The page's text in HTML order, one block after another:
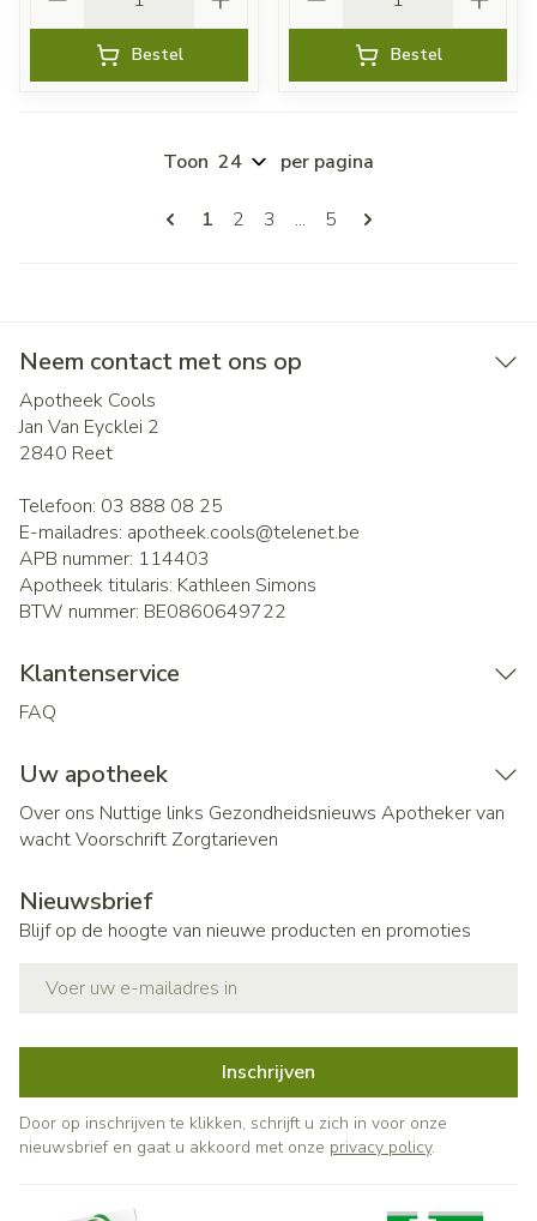
Bestel Bestel
Pagina's
U lees momenteel pagina
1 Pagina
2 Pagina
3 ... Pagina
5
Toon per pagina
Neem contact met ons op
Apotheek Cools
Jan Van Eycklei 2
2840 Reet
Telefoon: 03 888 08 25
E-mailadres: apotheek.cools@telenet.be
APB nummer: 114403
Apotheek titularis: Kathleen Simons
BTW nummer: BE0860649722
Klantenservice
FAQ
Uw apotheek
Over ons Nuttige links Gezondheidsnieuws Apotheker van
wachtVoorschrift Zorgtarieven
Nieuwsbrief
Blijf op de hoogte van nieuwe producten en promoties
Inschrijven
Door op inschrijven te klikken, schrijft u zich in voor onze
nieuwsbrief en gaat u akkoord met onze privacy policy.